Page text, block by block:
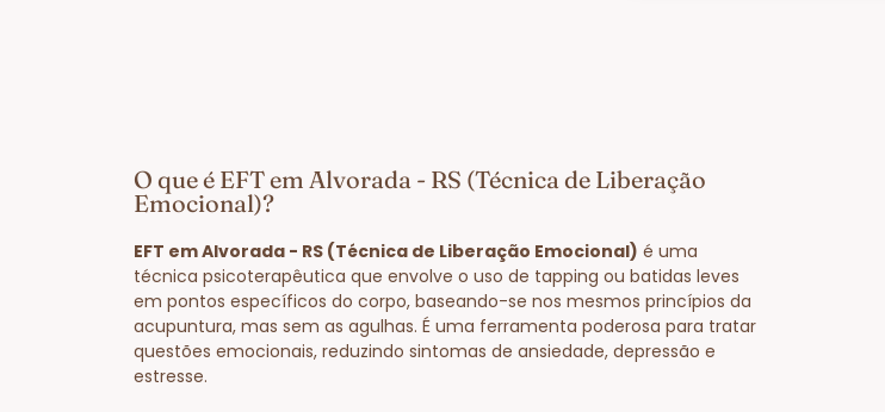
O que é EFT em Alvorada - RS (Técnica de Liberação
Emocional)?
EFT em Alvorada - RS (Técnica de Liberação Emocional) é uma
técnica psicoterapêutica que envolve o uso de tapping ou batidas leves
em pontos específicos do corpo, baseando-se nos mesmos princípios da
acupuntura, mas sem as agulhas. É uma ferramenta poderosa para tratar
questões emocionais, reduzindo sintomas de ansiedade, depressão e
estresse.